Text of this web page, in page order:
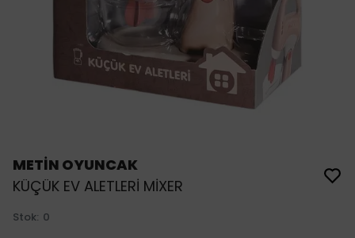
METİN OYUNCAK
KÜÇÜK EV ALETLERİ MİXER
Stok: 0